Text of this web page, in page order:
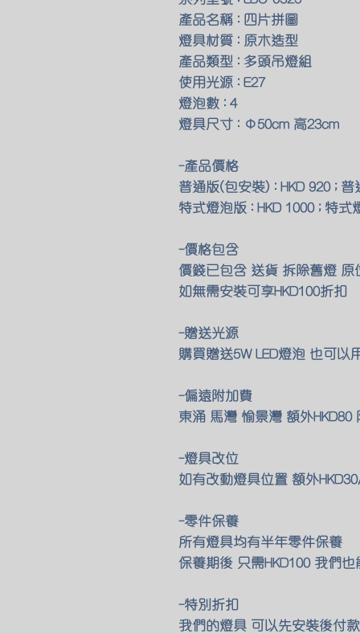
產品名稱 : 四片拼圖
燈具材質 : 原木造型
產品類型 : 多頭吊燈組
使用光源 : E27
燈泡數 : 4
燈具尺寸 : Φ50cm 高23cm
-產品價格
普通版(包安裝) : HKD 920 ;
特式燈泡版 : HKD 1000 ; 特式
-價格包含
價錢已包含 送貨 拆除舊燈
如無需安裝可享HKD100折扣
-贈送光源
購買贈送5W LED燈泡 也可以
-偏遠附加費
東涌 馬灣 愉景灣 額外
-燈具改位
如有改動燈具位置 額外
-零件保養
所有燈具均有半年零件保養
保養期後 只需HKD100 我們
-特別折扣
我們的燈具 可以先安裝後付